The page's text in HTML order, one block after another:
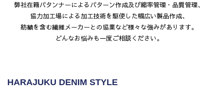
弊社在籍パタンナーによるパターン作成及び縮率管理・品質管理、
協力加工場による加工技術を駆使した幅広い製品作成、
紡績を含む繊維メーカーとの協業など様々な強みがあります。
どんなお悩みも一度ご相談ください。
HARAJUKU DENIM STYLE